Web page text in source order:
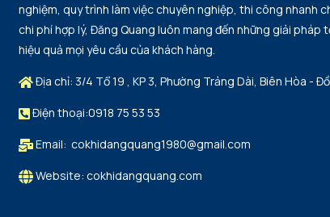
nghiệm, quy trình làm việc chuyên nghiệp, thi công nhanh
chi phí hợp lý, Đăng Quang luôn mang đến những giải pháp
hiệu quả mọi yêu cầu của khách hàng.
Địa chỉ: 3/4 Tổ 19 , KP 3, Phường Trảng Dài, Biên Hòa -
Điện thoại:0918 75 53 53
Email: cokhidangquang1980@gmail.com
Website: cokhidangquang.com